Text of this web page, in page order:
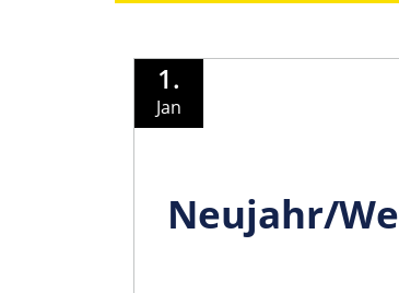
1.
Jan
Neujahr/